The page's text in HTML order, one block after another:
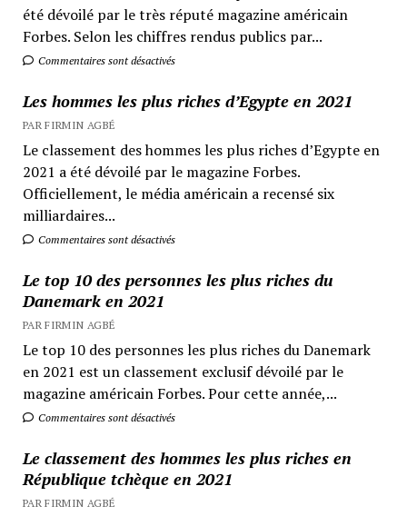
été dévoilé par le très réputé magazine américain
Forbes. Selon les chiffres rendus publics par...
Commentaires sont désactivés
Les hommes les plus riches d’Egypte en 2021
PAR FIRMIN AGBÉ
Le classement des hommes les plus riches d’Egypte en
2021 a été dévoilé par le magazine Forbes.
Officiellement, le média américain a recensé six
milliardaires...
Commentaires sont désactivés
Le top 10 des personnes les plus riches du
Danemark en 2021
PAR FIRMIN AGBÉ
Le top 10 des personnes les plus riches du Danemark
en 2021 est un classement exclusif dévoilé par le
magazine américain Forbes. Pour cette année,...
Commentaires sont désactivés
Le classement des hommes les plus riches en
République tchèque en 2021
PAR FIRMIN AGBÉ